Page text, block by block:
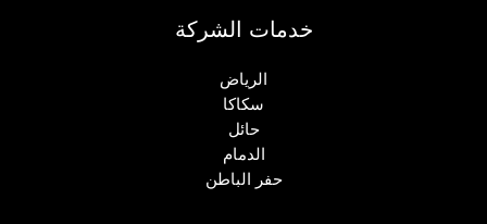
خدمات الشركة
الرياض
سكاكا
حائل
الدمام
حفر الباطن